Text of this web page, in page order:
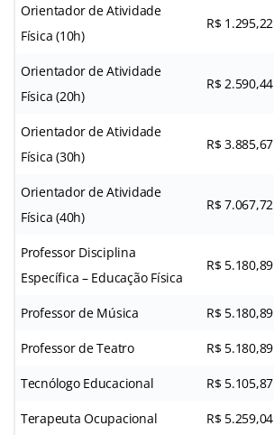
Orientador de Atividade
Física (10h)
R$ 1.295,22
Orientador de Atividade
Física (20h)
R$ 2.590,44
Orientador de Atividade
Física (30h)
R$ 3.885,67
Orientador de Atividade
Física (40h)
R$ 7.067,72
Professor Disciplina
Específica – Educação Física
R$ 5.180,89
Professor de Música R$ 5.180,89
Professor de Teatro R$ 5.180,89
Tecnólogo Educacional R$ 5.105,87
Terapeuta Ocupacional R$ 5.259,04